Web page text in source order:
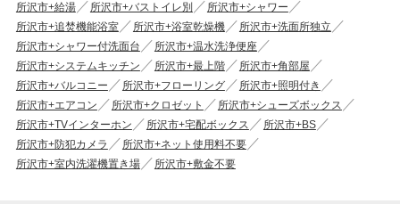
所沢市+給湯 所沢市+バストイレ別
所沢市+シャワー
所沢市+追焚機能浴室
所沢市+浴室乾燥機
所沢市+洗面所独立
所沢市+シャワー付洗面台
所沢市+温水洗浄便座
所沢市+システムキッチン
所沢市+最上階
所沢市+角部屋
所沢市+バルコニー
所沢市+フローリング
所沢市+照明付き
所沢市+エアコン
所沢市+クロゼット
所沢市+シューズボックス
所沢市+TVインターホン
所沢市+宅配ボックス
所沢市+BS
所沢市+防犯カメラ
所沢市+ネット使用料不要
所沢市+室内洗濯機置き場
所沢市+敷金不要